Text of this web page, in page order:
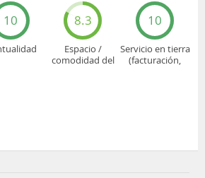
10 8.3
Espacio /
comodidad del
10
Servicio en tierra
(facturación,